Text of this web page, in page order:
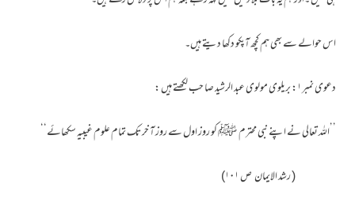
اس حوالے سے بھی ہم کچھ آپکو دکھا دیتے ہیں۔
دعوی نمبر۱: بریلوی مولوی عبد الرشید صا حب لکھتے ہیں :
’’اللہ تعالی نے اپنے نبی محترم ﷺ کو روز اول سے روز آ خر تک تمام علوم غیبیہ سکھائے‘‘
( رشد الایمان ص ۱۰۱)